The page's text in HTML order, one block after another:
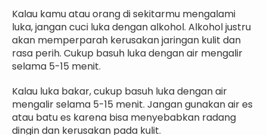
Kalau kamu atau orang di sekitarmu mengalami
luka, jangan cuci luka dengan alkohol. Alkohol justru
akan memperparah kerusakan jaringan kulit dan
rasa perih. Cukup basuh luka dengan air mengalir
selama 5-15 menit.
Kalau luka bakar, cukup basuh luka dengan air
mengalir selama 5-15 menit. Jangan gunakan air es
atau batu es karena bisa menyebabkan radang
dingin dan kerusakan pada kulit.